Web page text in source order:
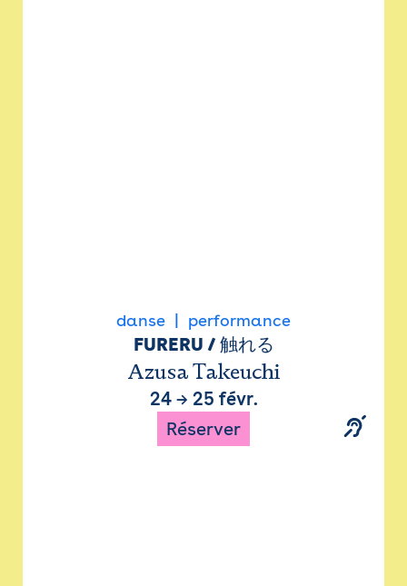
danse performance
FURERU / 触れる
Azusa Takeuchi
24→ 25 févr.
Réserver